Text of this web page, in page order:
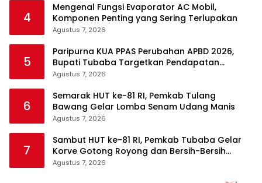
4
Mengenal Fungsi Evaporator AC Mobil,
Komponen Penting yang Sering Terlupakan
Agustus 7, 2026
5
Paripurna KUA PPAS Perubahan APBD 2026,
Bupati Tubaba Targetkan Pendapatan
Daerah Rp820,3 Miliar
Agustus 7, 2026
6
Semarak HUT ke-81 RI, Pemkab Tulang
Bawang Gelar Lomba Senam Udang Manis
Agustus 7, 2026
7
Sambut HUT ke-81 RI, Pemkab Tubaba Gelar
Korve Gotong Royong dan Bersih-Bersih
Serentak
Agustus 7, 2026